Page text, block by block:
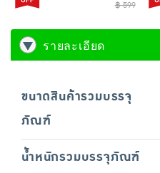
฿ 599
รายละเอียด
ขนาดสินค้ารวมบรรจุ
ภัณฑ์
น้ำหนักรวมบรรจุภัณฑ์